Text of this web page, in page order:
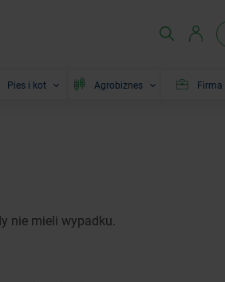
Pies i kot Agrobiznes Firma
nie mieli wypadku.